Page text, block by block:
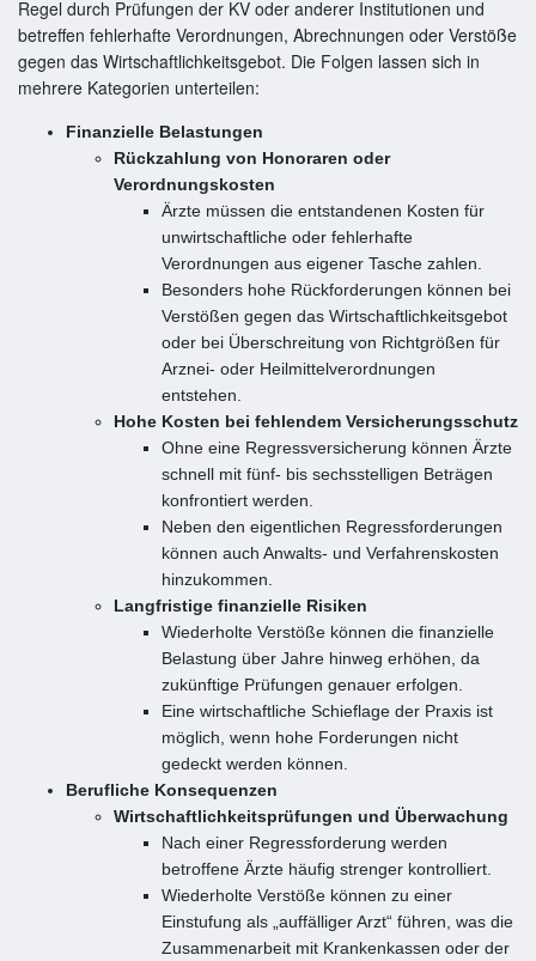
Regel durch Prüfungen der KV oder anderer Institutionen und
betreffen fehlerhafte Verordnungen, Abrechnungen oder Verstöße
gegen das Wirtschaftlichkeitsgebot. Die Folgen lassen sich in
mehrere Kategorien unterteilen:
Finanzielle Belastungen
Rückzahlung von Honoraren oder
Verordnungskosten
Ärzte müssen die entstandenen Kosten für
unwirtschaftliche oder fehlerhafte
Verordnungen aus eigener Tasche zahlen.
Besonders hohe Rückforderungen können bei
Verstößen gegen das Wirtschaftlichkeitsgebot
oder bei Überschreitung von Richtgrößen für
Arznei- oder Heilmittelverordnungen
entstehen.
Hohe Kosten bei fehlendem Versicherungsschutz
Ohne eine Regressversicherung können Ärzte
schnell mit fünf- bis sechsstelligen Beträgen
konfrontiert werden.
Neben den eigentlichen Regressforderungen
können auch Anwalts- und Verfahrenskosten
hinzukommen.
Langfristige finanzielle Risiken
Wiederholte Verstöße können die finanzielle
Belastung über Jahre hinweg erhöhen, da
zukünftige Prüfungen genauer erfolgen.
Eine wirtschaftliche Schieflage der Praxis ist
möglich, wenn hohe Forderungen nicht
gedeckt werden können.
Berufliche Konsequenzen
Wirtschaftlichkeitsprüfungen und Überwachung
Nach einer Regressforderung werden
betroffene Ärzte häufig strenger kontrolliert.
Wiederholte Verstöße können zu einer
Einstufung als „auffälliger Arzt“ führen, was die
Zusammenarbeit mit Krankenkassen oder der